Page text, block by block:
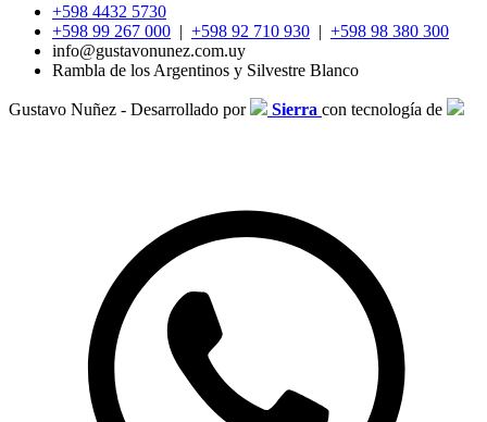
+598 4432 5730
+598 99 267 000 | +598 92 710 930 | +598 98 380 300
info@gustavonunez.com.uy
Rambla de los Argentinos y Silvestre Blanco
Gustavo Nuñez - Desarrollado por Sierra con tecnología de